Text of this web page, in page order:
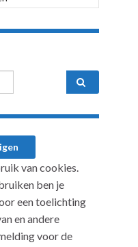
van cookies.
ben je
een toelichting
en andere
voor de